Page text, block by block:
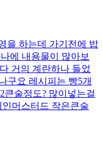
을 하는데 가기전에 밥
에 내용물이 많아보
거의 계란하나 들었
구요 레시피는 빵5개
큰술정도? 많이넣는걸
머스터드 작은큰술